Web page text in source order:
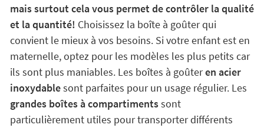
mais surtout cela vous permet de contrôler la qualité
et la quantité! Choisissez la boîte à goûter qui
convient le mieux à vos besoins. Si votre enfant est en
maternelle, optez pour les modèles les plus petits car
ils sont plus maniables. Les boîtes à goûteren acier
inoxydablesont parfaites pour un usage régulier. Les
grandes boîtes à compartimentssont
particulièrement utiles pour transporter différents